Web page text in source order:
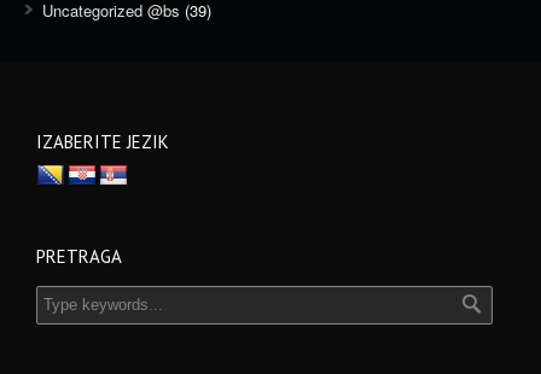
Uncategorized @bs (39)
IZABERITE JEZIK
PRETRAGA